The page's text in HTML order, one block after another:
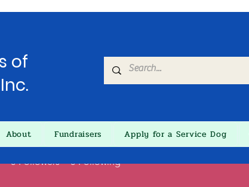
of
About Fundraisers Apply for a Service Dog
monanimal
0 Followers 0 Following